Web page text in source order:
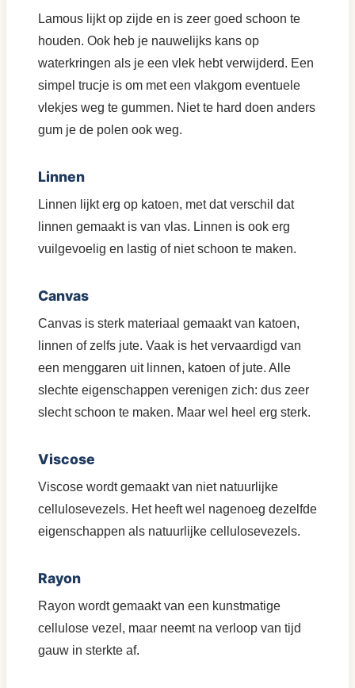
Lamous lijkt op zijde en is zeer goed schoon te
houden. Ook heb je nauwelijks kans op
waterkringen als je een vlek hebt verwijderd. Een
simpel trucje is om met een vlakgom eventuele
vlekjes weg te gummen. Niet te hard doen anders
gum je de polen ook weg.
Linnen
Linnen lijkt erg op katoen, met dat verschil dat
linnen gemaakt is van vlas. Linnen is ook erg
vuilgevoelig en lastig of niet schoon te maken.
Canvas
Canvas is sterk materiaal gemaakt van katoen,
linnen of zelfs jute. Vaak is het vervaardigd van
een menggaren uit linnen, katoen of jute. Alle
slechte eigenschappen verenigen zich: dus zeer
slecht schoon te maken. Maar wel heel erg sterk.
Viscose
Viscose wordt gemaakt van niet natuurlijke
cellulosevezels. Het heeft wel nagenoeg dezelfde
eigenschappen als natuurlijke cellulosevezels.
Rayon
Rayon wordt gemaakt van een kunstmatige
cellulose vezel, maar neemt na verloop van tijd
gauw in sterkte af.